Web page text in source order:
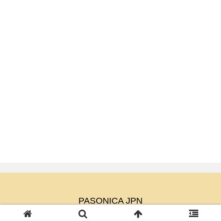
PASONICA JPN
© 2023 PASONICA JPN.